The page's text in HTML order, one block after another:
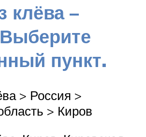
клёва –
пункт.
> Россия >
> Киров